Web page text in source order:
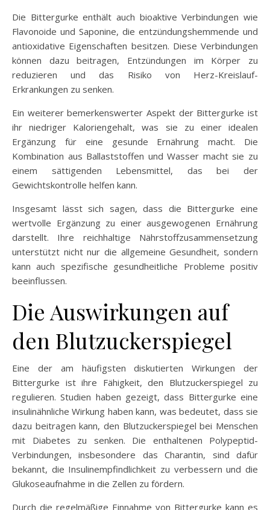
Die Bittergurke enthält auch bioaktive Verbindungen wie
Flavonoide und Saponine, die entzündungshemmende und
antioxidative Eigenschaften besitzen. Diese Verbindungen
können dazu beitragen, Entzündungen im Körper zu
reduzieren und das Risiko von Herz-Kreislauf-
Erkrankungen zu senken.
Ein weiterer bemerkenswerter Aspekt der Bittergurke ist
ihr niedriger Kaloriengehalt, was sie zu einer idealen
Ergänzung für eine gesunde Ernährung macht. Die
Kombination aus Ballaststoffen und Wasser macht sie zu
einem sättigenden Lebensmittel, das bei der
Gewichtskontrolle helfen kann.
Insgesamt lässt sich sagen, dass die Bittergurke eine
wertvolle Ergänzung zu einer ausgewogenen Ernährung
darstellt. Ihre reichhaltige Nährstoffzusammensetzung
unterstützt nicht nur die allgemeine Gesundheit, sondern
kann auch spezifische gesundheitliche Probleme positiv
beeinflussen.
Die Auswirkungen auf
den Blutzuckerspiegel
Eine der am häufigsten diskutierten Wirkungen der
Bittergurke ist ihre Fähigkeit, den Blutzuckerspiegel zu
regulieren. Studien haben gezeigt, dass Bittergurke eine
insulinähnliche Wirkung haben kann, was bedeutet, dass sie
dazu beitragen kann, den Blutzuckerspiegel bei Menschen
mit Diabetes zu senken. Die enthaltenen Polypeptid-
Verbindungen, insbesondere das Charantin, sind dafür
bekannt, die Insulinempfindlichkeit zu verbessern und die
Glukoseaufnahme in die Zellen zu fördern.
Durch die regelmäßige Einnahme von Bittergurke kann es